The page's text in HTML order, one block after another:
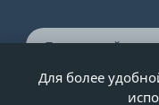
© ООО «Двери-и-
Для более